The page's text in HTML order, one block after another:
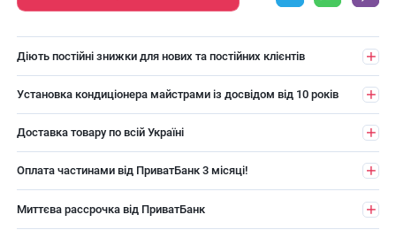
Діють постійні знижки для нових та постійних клієнтів
Установка кондиціонера майстрами із досвідом від 10 років
Доставка товару по всій Україні
Оплата частинами від ПриватБанк 3 місяці!
Миттєва рассрочка від ПриватБанк